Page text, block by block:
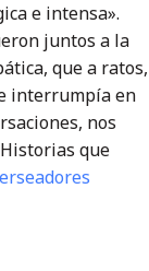
e intensa».
juntos a la
que a ratos,
interrumpía en
nos
que